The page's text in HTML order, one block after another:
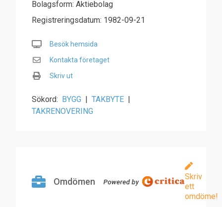
Bolagsform: Aktiebolag
Registreringsdatum: 1982-09-21
Besök hemsida
Kontakta företaget
Skriv ut
Sökord: BYGG | TAKBYTE |
TAKRENOVERING
Omdömen
Skriv
ett
omdöme!